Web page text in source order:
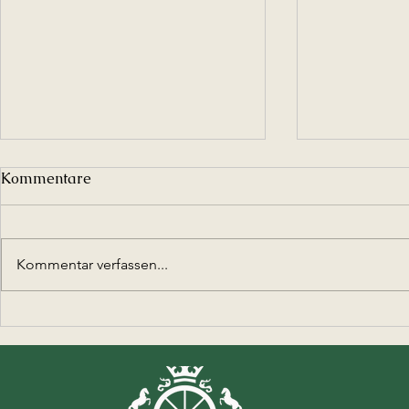
Beerfeldener Reitern
Reiterinnen
Kommentare
Kommentar verfassen...